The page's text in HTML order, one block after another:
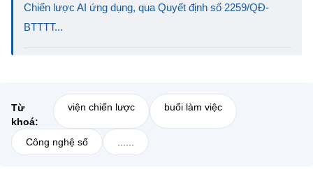
Chiến lược AI ứng dụng, qua Quyết định số 2259/QĐ-
BTTTT...
Từ
khoá:
viện chiến lược buổi làm việc
Công nghệ số